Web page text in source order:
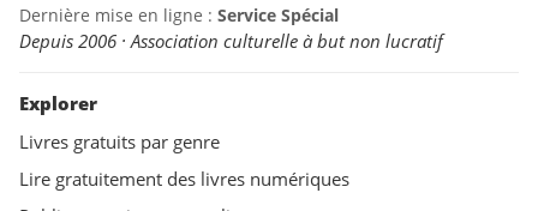
Dernière mise en ligne : Service Spécial
Depuis 2006 · Association culturelle à but non lucratif
Explorer
Livres gratuits par genre
Lire gratuitement des livres numériques